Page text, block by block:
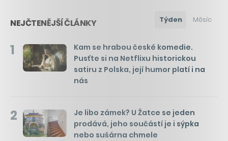
NEJČTENĚJŠÍ ČLÁNKY Týden Měsíc
1
Kam se hrabou české komedie.
Pusťte si na Netflixu historickou
satiru z Polska, její humor platí i na
nás
2
Je libo zámek? U Žatce se jeden
prodává, jeho součástí je i sýpka
nebo sušárna chmele